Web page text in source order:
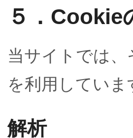
５．Cookie
当サイトでは
を利用していま
解析